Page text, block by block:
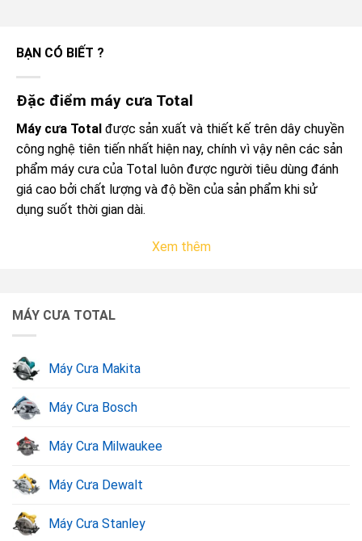
BẠN CÓ BIẾT ?
Đặc điểm máy cưa Total
Máy cưa Total được sản xuất và thiết kế trên dây chuyền
công nghệ tiên tiến nhất hiện nay, chính vì vậy nên các sản
phẩm máy cưa của Total luôn được người tiêu dùng đánh
giá cao bởi chất lượng và độ bền của sản phẩm khi sử
dụng suốt thời gian dài.
Các loại máy cưa Total thông dụng hiện nay
Xem thêm
MÁY CƯA TOTAL
Máy Cưa Makita
Máy Cưa Bosch
Máy Cưa Milwaukee
Máy Cưa Dewalt
Máy Cưa Stanley